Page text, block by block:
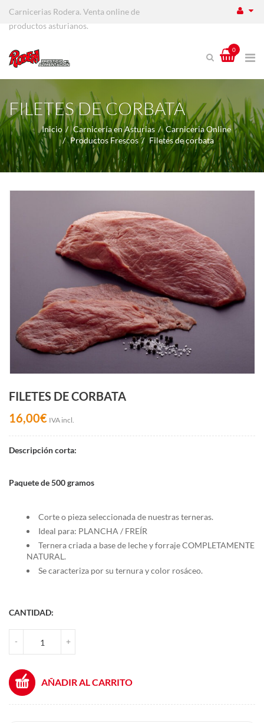
Carnicerias Rodera. Venta online de
productos asturianos.
0
FILETES DE CORBATA
Inicio Carnicería en Asturias
Carniceria Online
Productos Frescos
Filetes de corbata
FILETES DE CORBATA
16,00€ IVA incl.
Descripción corta:
Paquete de 500 gramos
Corte o pieza seleccionada de nuestras terneras.
Ideal para: PLANCHA / FREÍR
Ternera criada a base de leche y forraje COMPLETAMENTE
NATURAL.
Se caracteriza por su ternura y color rosáceo.
CANTIDAD:
- +
AÑADIR AL CARRITO